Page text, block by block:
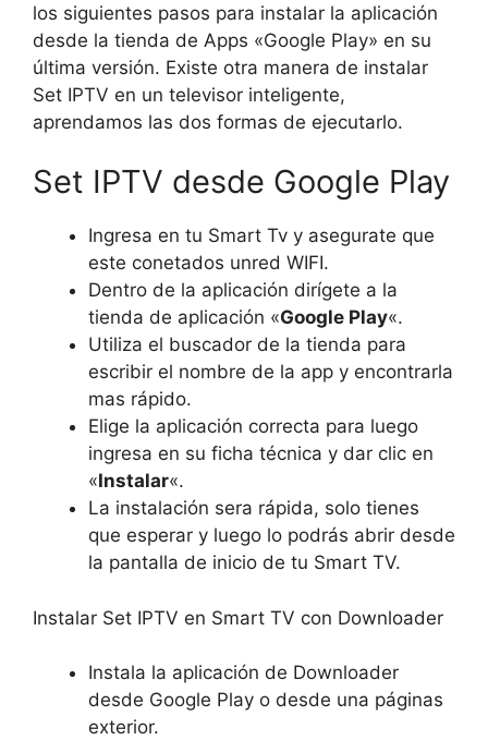
los siguientes pasos para instalar la aplicación
desde la tienda de Apps «Google Play» en su
última versión. Existe otra manera de instalar
Set IPTV en un televisor inteligente,
aprendamos las dos formas de ejecutarlo.
Set IPTV desde Google Play
Ingresa en tu Smart Tv y asegurate que
este conetados unred WIFI.
Dentro de la aplicación dirígete a la
tienda de aplicación «Google Play«.
Utiliza el buscador de la tienda para
escribir el nombre de la app y encontrarla
mas rápido.
Elige la aplicación correcta para luego
ingresa en su ficha técnica y dar clic en
«Instalar«.
La instalación sera rápida, solo tienes
que esperar y luego lo podrás abrir desde
la pantalla de inicio de tu Smart TV.
Instalar Set IPTV en Smart TV con Downloader
Instala la aplicación de Downloader
desde Google Play o desde una páginas
exterior.